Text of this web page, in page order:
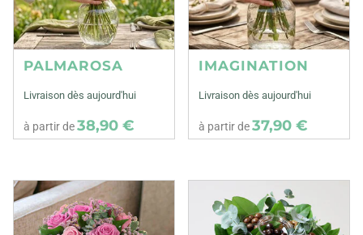
PALMAROSA
Livraison dès aujourd'hui
à partir de38,90 €
IMAGINATION
Livraison dès aujourd'hui
à partir de37,90 €